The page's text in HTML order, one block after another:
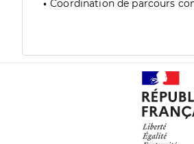
Coordination de parcours